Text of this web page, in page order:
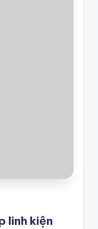
linh kiện